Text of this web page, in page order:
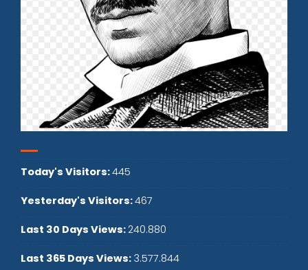
Today's Visitors:445
Yesterday's Visitors:467
Last 30 Days Views: 240.880
Last 365 Days Views: 3.577.844